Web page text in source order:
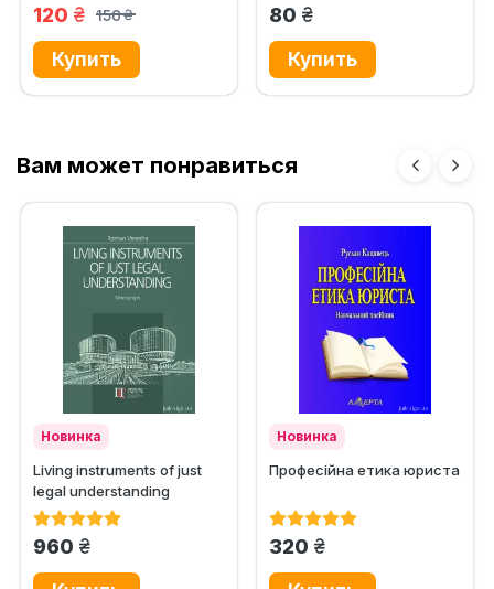
150
грн.
120 грн. 80 грн.
Вам может понравиться
Новинка
Living instruments of just
legal understanding
960 грн.
Новинка
Професійна етика юриста
320 грн.